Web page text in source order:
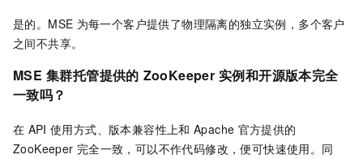
是的。MSE 为每一个客户提供了物理隔离的独立实例，多个客户
之间不共享。
MSE 集群托管提供的 ZooKeeper 实例和开源版本完全
一致吗？
在 API 使用方式、版本兼容性上和 Apache 官方提供的
ZooKeeper 完全一致，可以不作代码修改，便可快速使用。同